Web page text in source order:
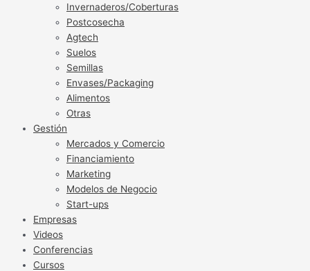
Invernaderos/Coberturas
Postcosecha
Agtech
Suelos
Semillas
Envases/Packaging
Alimentos
Otras
Gestión
Mercados y Comercio
Financiamiento
Marketing
Modelos de Negocio
Start-ups
Empresas
Videos
Conferencias
Cursos